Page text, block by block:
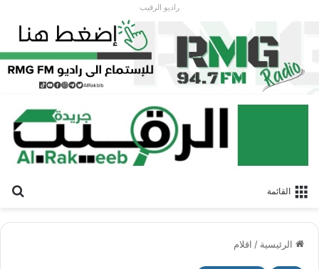
راديو الرقيب
القائمة
الرئيسية / اقلام